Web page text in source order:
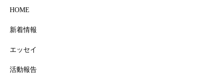
HOME
新着情報
エッセイ
活動報告